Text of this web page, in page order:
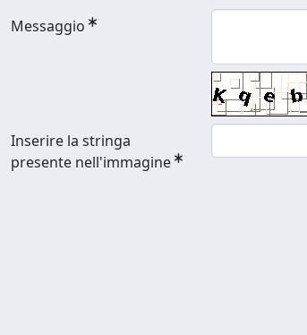
Messaggio
Inserire la stringa
presente nell'immagine